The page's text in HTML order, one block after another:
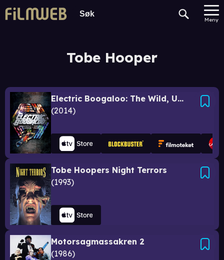
Meny
Tobe Hooper
Electric Boogaloo: The Wild, Untold Story of Cannon Films!
2014
Tobe Hoopers Night Terrors
1993
Motorsagmassakren 2
1986